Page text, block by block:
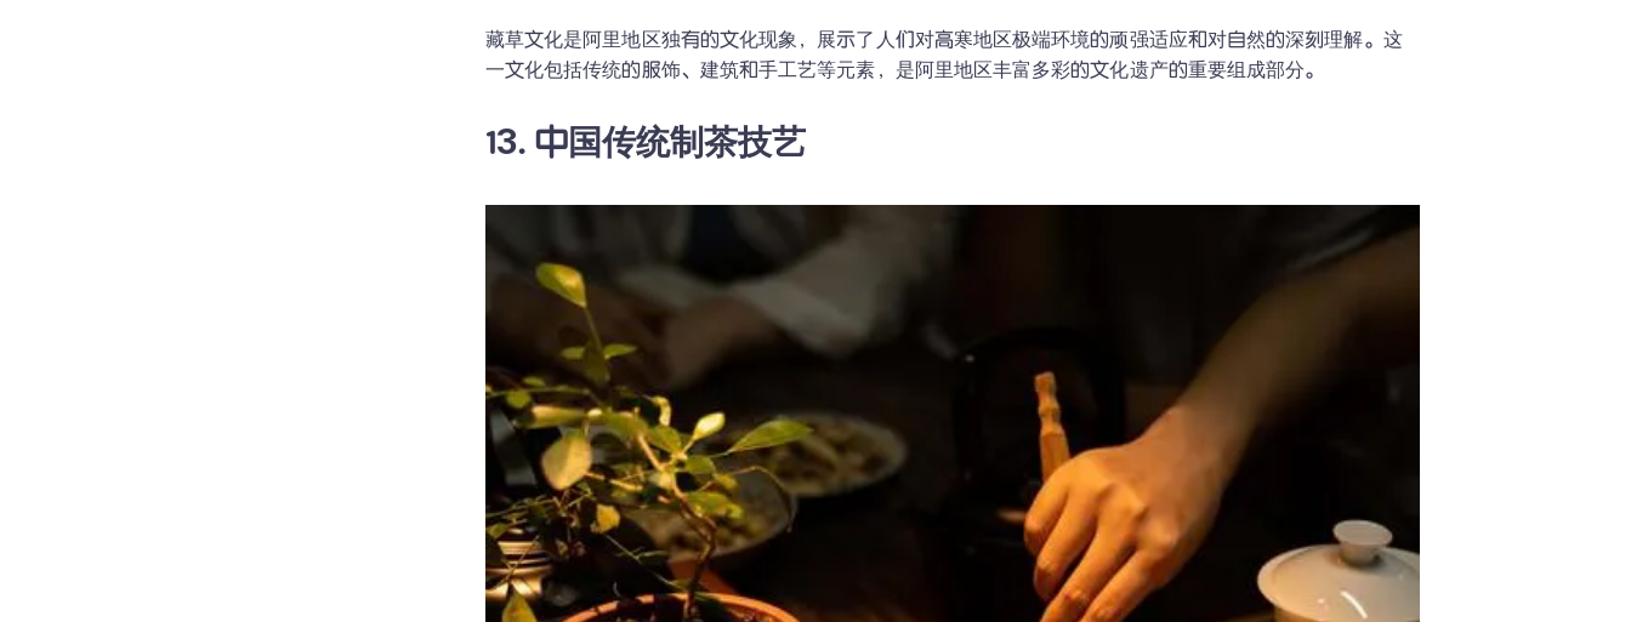
藏草文化是阿里地区独有的文化现象，展示了人们对高寒地区极端环境的顽强适应和对自然的深刻理解。这
一文化包括传统的服饰、建筑和手工艺等元素，是阿里地区丰富多彩的文化遗产的重要组成部分。
13. 中国传统制茶技艺